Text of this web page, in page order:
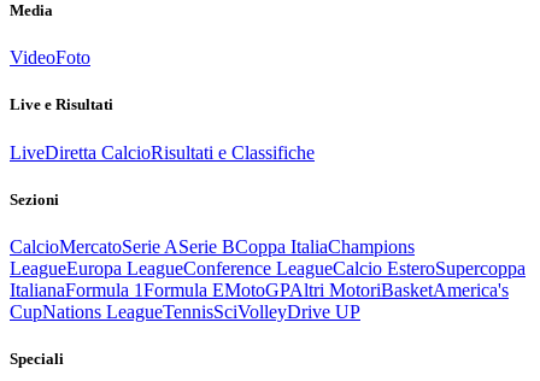
Media
VideoFoto
Live e Risultati
LiveDiretta CalcioRisultati e Classifiche
Sezioni
CalcioMercatoSerie ASerie BCoppa ItaliaChampions
LeagueEuropa LeagueConference LeagueCalcio EsteroSupercoppa
ItalianaFormula 1Formula EMotoGPAltri MotoriBasketAmerica's
CupNations LeagueTennisSciVolleyDrive UP
Speciali